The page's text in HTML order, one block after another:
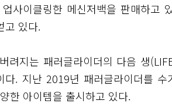
사이클링한 메신저백을 판매하고
고 있다.
려지는 패러글라이더의 다음 생
. 지난 2019년 패러글라이더를 수
한 아이템을 출시하고 있다.